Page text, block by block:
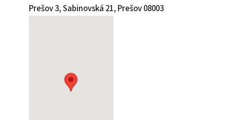
Prešov 3, Sabinovská 21, Prešov 08003